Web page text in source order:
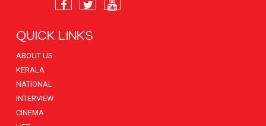
QUICK LINKS
ABOUT US
KERALA
NATIONAL
INTERVIEW
CINEMA